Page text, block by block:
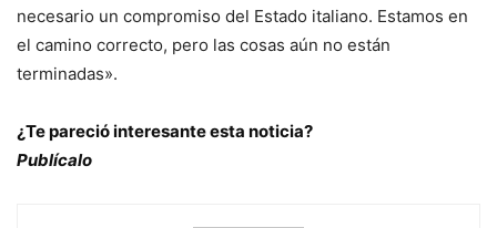
necesario un compromiso del Estado italiano. Estamos en
el camino correcto, pero las cosas aún no están
terminadas».
¿Te pareció interesante esta noticia?
Publícalo